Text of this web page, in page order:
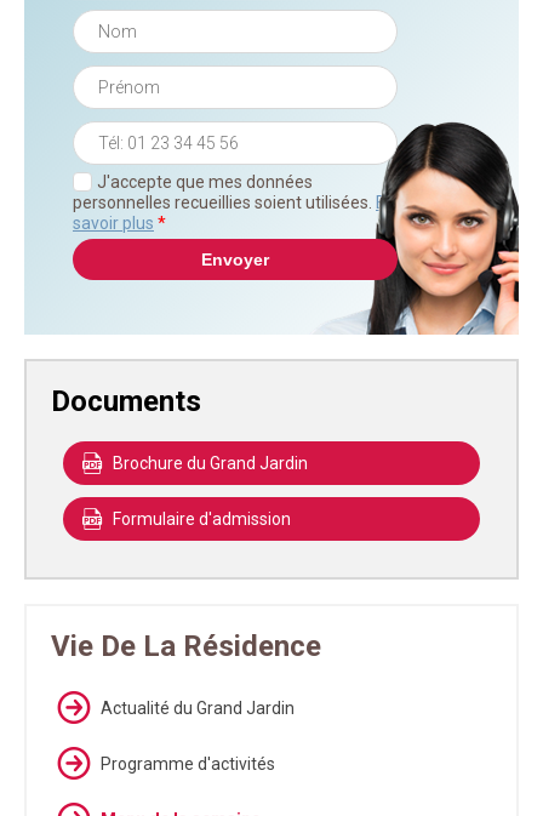
J'accepte que mes données
personnelles recueillies soient utilisées. En
savoir plus *
Documents
Brochure du Grand Jardin
Formulaire d'admission
Vie De La Résidence
Actualité du Grand Jardin
Programme d'activités